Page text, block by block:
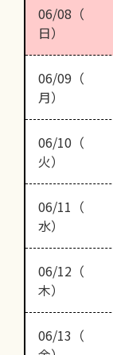
06/08（
日）
06/09（
月）
06/10（
火）
06/11（
水）
06/12（
木）
06/13（